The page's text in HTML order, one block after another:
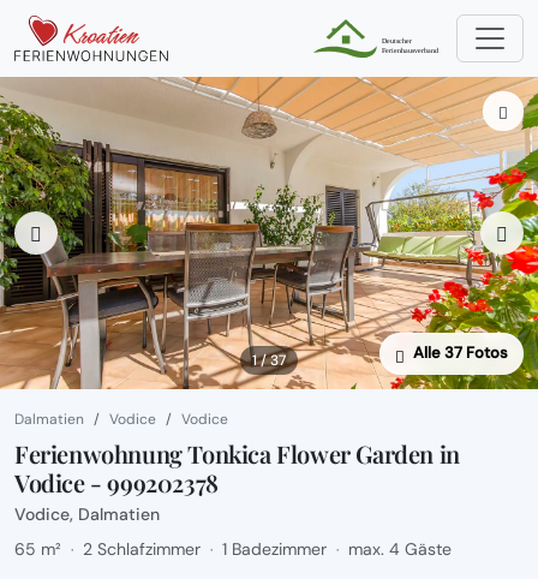
1 / 37 Alle 37 Fotos
Dalmatien Vodice Vodice
Ferienwohnung Tonkica Flower Garden in
Vodice - 999202378
Vodice, Dalmatien
65 m² · 2 Schlafzimmer · 1 Badezimmer · max. 4 Gäste